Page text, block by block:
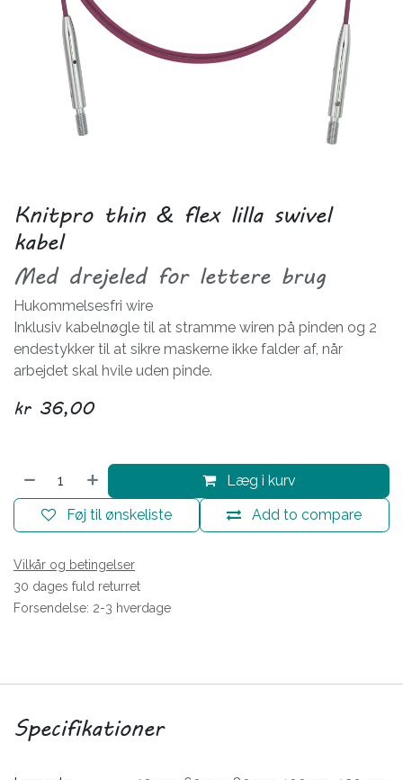
Knitpro thin & flex lilla swivel
kabel
Med drejeled for lettere brug
Hukommelsesfri wire
Inklusiv kabelnøgle til at stramme wiren på pinden og 2
endestykker til at sikre maskerne ikke falder af, når
arbejdet skal hvile uden pinde.
kr 36,00
Læg i kurv
Add to compare
Føj til ønskeliste
Vilkår og betingelser
30 dages fuld returret
Forsendelse: 2-3 hverdage
Specifikationer